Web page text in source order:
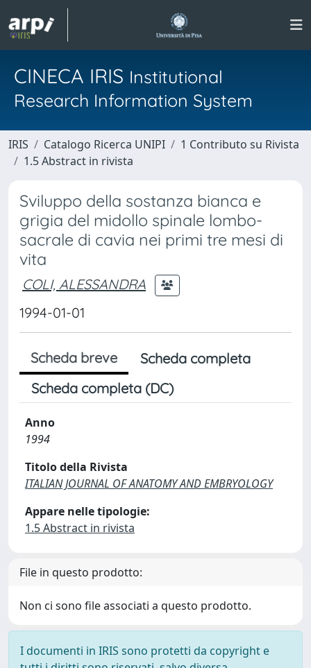
CINECA IRIS Institutional
Research Information System
IRIS Catalogo Ricerca UNIPI
1 Contributo su Rivista
1.5 Abstract in rivista
Sviluppo della sostanza bianca e
grigia del midollo spinale lombo-
sacrale di cavia nei primi tre mesi di
vita
COLI, ALESSANDRA
1994-01-01
Scheda breve
Scheda completa
Scheda completa (DC)
Anno
1994
Titolo della Rivista
ITALIAN JOURNAL OF ANATOMY AND EMBRYOLOGY
Appare nelle tipologie:
1.5 Abstract in rivista
File in questo prodotto:
Non ci sono file associati a questo prodotto.
I documenti in IRIS sono protetti da copyright e